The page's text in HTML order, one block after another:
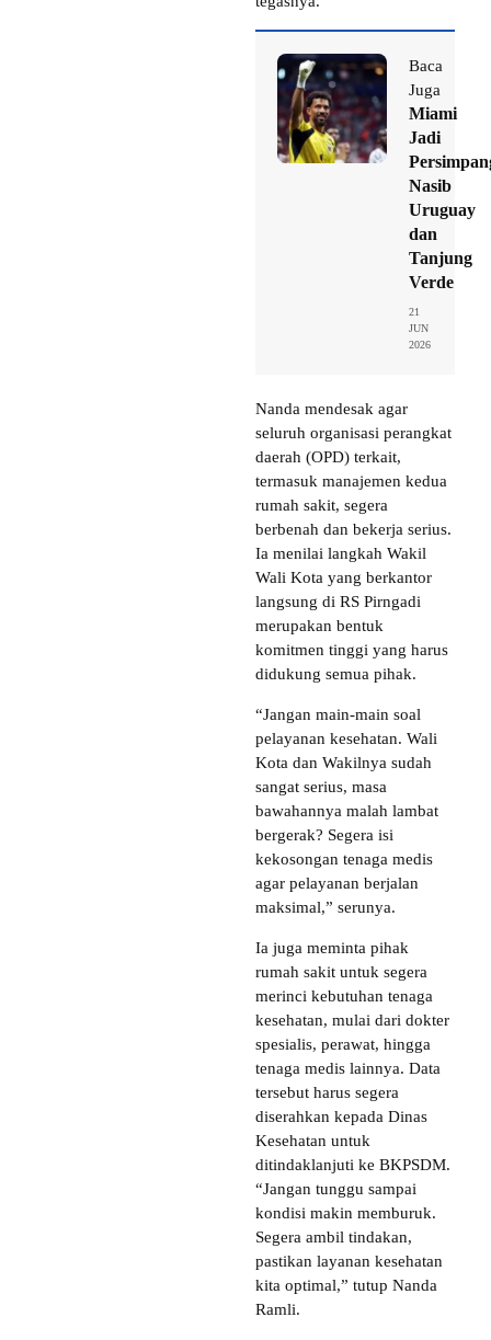
Baca
Juga
Miami
Jadi
Nasib
Uruguay
dan
Tanjung
Verde
21
JUN
2026
Nanda mendesak agar
seluruh organisasi perangkat
daerah (OPD) terkait,
termasuk manajemen kedua
rumah sakit, segera
berbenah dan bekerja serius.
Ia menilai langkah Wakil
Wali Kota yang berkantor
langsung di RS Pirngadi
merupakan bentuk
komitmen tinggi yang harus
didukung semua pihak.
“Jangan main-main soal
pelayanan kesehatan. Wali
Kota dan Wakilnya sudah
sangat serius, masa
bawahannya malah lambat
bergerak? Segera isi
kekosongan tenaga medis
agar pelayanan berjalan
maksimal,” serunya.
Ia juga meminta pihak
rumah sakit untuk segera
merinci kebutuhan tenaga
kesehatan, mulai dari dokter
spesialis, perawat, hingga
tenaga medis lainnya. Data
tersebut harus segera
diserahkan kepada Dinas
Kesehatan untuk
ditindaklanjuti ke BKPSDM.
“Jangan tunggu sampai
kondisi makin memburuk.
Segera ambil tindakan,
pastikan layanan kesehatan
kita optimal,” tutup Nanda
Ramli.